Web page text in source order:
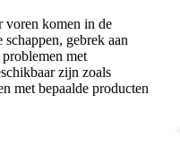
voren komen in de
gebrek aan
met
zijn zoals
met bepaalde producten